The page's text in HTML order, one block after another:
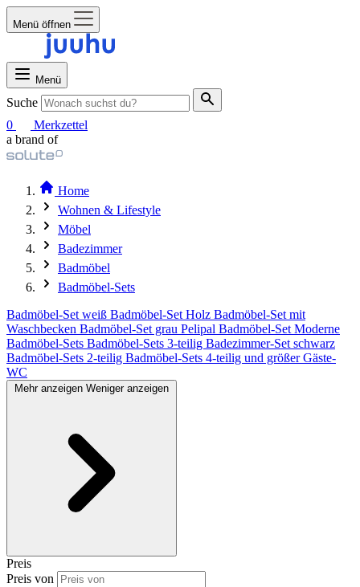
Menü öffnen
Menü
Suche
0
Merkzettel
a brand of
Home
Wohnen & Lifestyle
Möbel
Badezimmer
Badmöbel
Badmöbel-Sets
Badmöbel-Set weiß Badmöbel-Set Holz Badmöbel-Set mit
Waschbecken Badmöbel-Set grau Pelipal Badmöbel-Set Moderne
Badmöbel-Sets Badmöbel-Sets 3-teilig Badezimmer-Set schwarz
Badmöbel-Sets 2-teilig Badmöbel-Sets 4-teilig und größerGäste-
WC
Mehr anzeigen Weniger anzeigen
Preis
Preis von